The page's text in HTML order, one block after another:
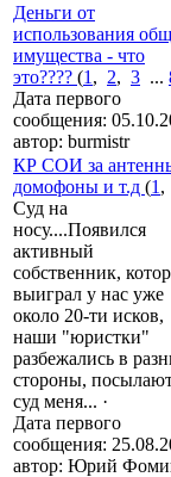
Деньги от
использования
имущества - что
это???? (1 , 2, 3 ...
Дата первого
сообщения:
автор: burmistr
КР СОИ за
домофоны и т.д (1 ,
Суд на
носу....Появился
активный
собственник,
выиграл у нас уже
около 20-ти исков,
наши "юристки"
разбежались в
стороны,
суд меня... ·
Дата первого
сообщения:
автор: Юрий